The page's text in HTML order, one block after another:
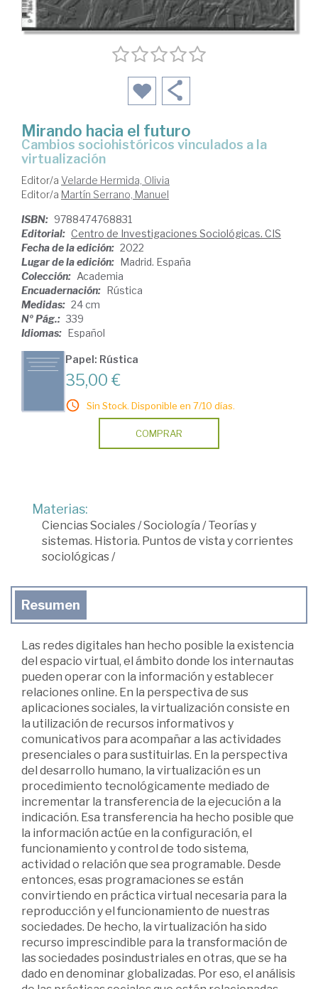
Mirando hacia el futuro
cambios sociohistóricos vinculados a la
virtualización
Editor/a Velarde Hermida, Olivia
Editor/a Martín Serrano, Manuel
ISBN: 9788474768831
Editorial: Centro de Investigaciones Sociológicas. CIS
Fecha de la edición: 2022
Lugar de la edición: Madrid. España
Colección: Academia
Encuadernación: Rústica
Medidas: 24 cm
Nº Pág.: 339
Idiomas: Español
Papel: Rústica
35,00 €
Sin Stock. Disponible en 7/10 días.
COMPRAR
Materias:
Ciencias Sociales/Sociología /Teorías y
sistemas. Historia. Puntos de vista y corrientes
sociológicas/
Resumen
Las redes digitales han hecho posible la existencia
del espacio virtual, el ámbito donde los internautas
pueden operar con la información y establecer
relaciones online. En la perspectiva de sus
aplicaciones sociales, la virtualización consiste en
la utilización de recursos informativos y
comunicativos para acompañar a las actividades
presenciales o para sustituirlas. En la perspectiva
del desarrollo humano, la virtualización es un
procedimiento tecnológicamente mediado de
incrementar la transferencia de la ejecución a la
indicación. Esa transferencia ha hecho posible que
la información actúe en la configuración, el
funcionamiento y control de todo sistema,
actividad o relación que sea programable. Desde
entonces, esas programaciones se están
convirtiendo en práctica virtual necesaria para la
reproducción y el funcionamiento de nuestras
sociedades. De hecho, la virtualización ha sido
recurso imprescindible para la transformación de
las sociedades posindustriales en otras, que se ha
dado en denominar globalizadas. Por eso, el análisis